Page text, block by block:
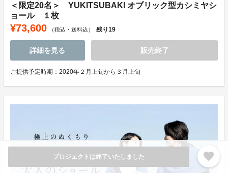
プロジェクトは終了いたしました favorite
＜限定20名＞ YUKITSUBAKI オブリック型カシミヤシ
ョール １枚
¥73,600 （税込・送料込） 残り19
詳細を見る 販売終了
ご提供予定時期：2020年２月上旬から３月上旬